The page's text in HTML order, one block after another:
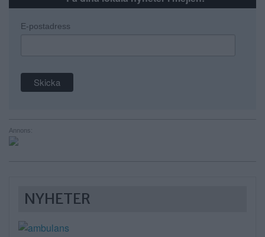
E-postadress
Annons:
NYHETER